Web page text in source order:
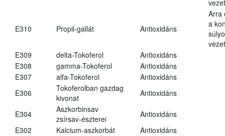
E310 Propil-gallát Antioxidáns
Arra
a
E309
delta-Tokoferol
Antioxidáns
E308
gamma-Tokoferol
Antioxidáns
E307
alfa-Tokoferol
Antioxidáns
E306
Tokoferolban gazdag
kivonat
Antioxidáns
E304
Aszkorbinsav
zsírsav-észterei
Antioxidáns
E302
Kalcium-aszkorbát
Antioxidáns